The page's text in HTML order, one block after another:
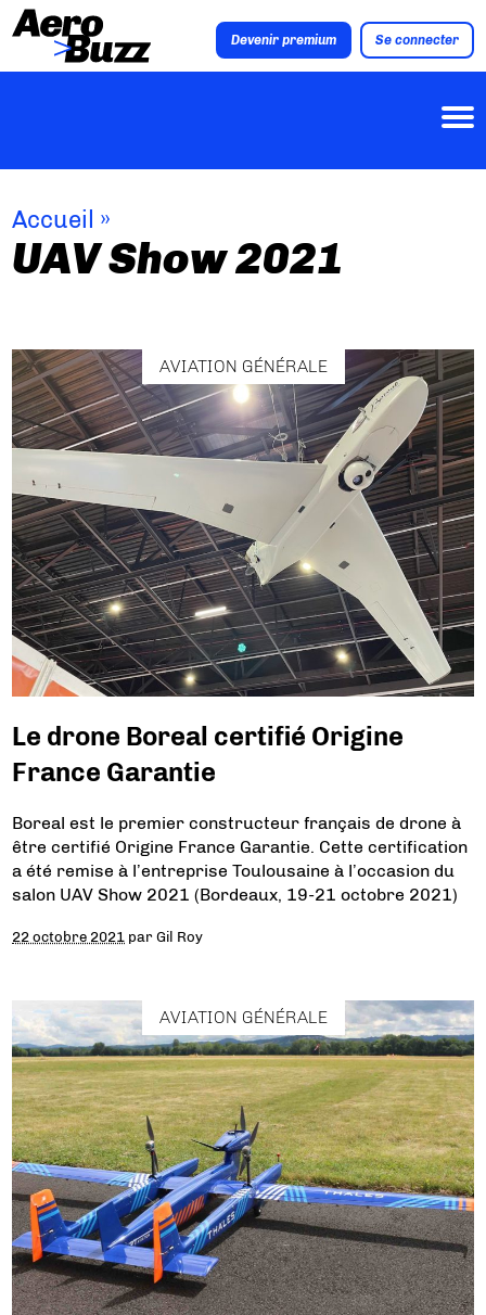
Devenir premium Se connecter
Accueil »
UAV Show 2021
AVIATION GÉNÉRALE
Le drone Boreal certifié Origine
France Garantie
Boreal est le premier constructeur français de drone à
être certifié Origine France Garantie. Cette certification
a été remise à l’entreprise Toulousaine à l’occasion du
salon UAV Show 2021 (Bordeaux, 19-21 octobre 2021)
22 octobre 2021 parGil Roy
AVIATION GÉNÉRALE